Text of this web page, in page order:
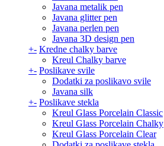
Javana metalik pen
Javana glitter pen
Javana perlen pen
Javana 3D design pen
+- Kredne chalky barve
Kreul Chalky barve
+- Poslikave svile
Dodatki za poslikavo svile
Javana silk
+- Poslikave stekla
Kreul Glass Porcelain Classic
Kreul Glass Porcelain Chalky
Kreul Glass Porcelain Clear